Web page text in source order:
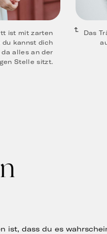
ist mit zarten
kannst dich
alles an der
Stelle sitzt.
Das
ist, dass du es